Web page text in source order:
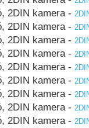
2DIN kamera -
2DIN kamera -
2DIN kamera -
2DIN kamera -
2DIN kamera -
2DIN kamera -
2DIN kamera -
2DIN kamera -
2DIN kamera -